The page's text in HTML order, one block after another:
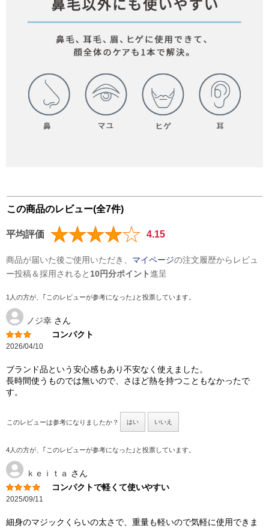
この商品のレビュー(全7件)
平均評価 4.15
商品が届いた後ご使用いただき、 マイページの注文履歴からレビュ
ー投稿＆採用されると 10円分ポイント進呈
1人の方が、｢このレビューが参考になった｣と投票しています。
ノジ幸 さん
コンパクト
2026/04/10
ブランド品という安心感もあり不安なく使えました。
長時間使うものでは無いので、さほど熱を持つこともなかったで
す。
このレビューは参考になりましたか？ はい いいえ
4人の方が、｢このレビューが参考になった｣と投票しています。
ｋｅｉｔａ さん
コンパクトで軽くて使いやすい
2025/09/11
細身のマジックくらいの太さで、重量も軽いので気軽に使用できま